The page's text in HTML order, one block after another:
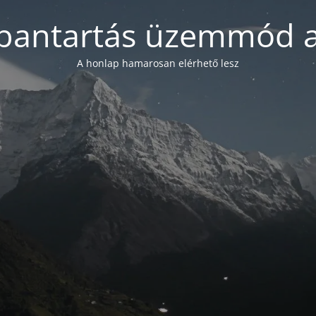
üzemmód
A honlap hamarosan elérhető lesz